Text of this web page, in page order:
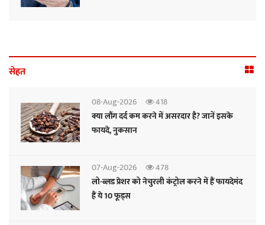
सेहत
08-Aug-2026
418
क्या लौंग दर्द कम करने में असरदार है? जानें इसके
फायदे, नुकसान
07-Aug-2026
478
लो-ब्लड प्रेशर को नेचुरली कंट्रोल करने में हैं फायदेमंद
हैं ये 10 फूड्स